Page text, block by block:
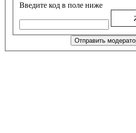
Введите код в поле ниже
Отправить